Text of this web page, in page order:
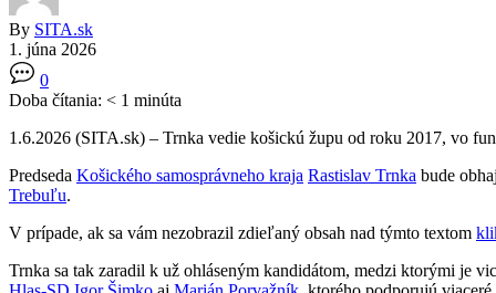
By SITA.sk
1. júna 2026
0
Doba čítania: < 1 minúta
1.6.2026 (SITA.sk) – Trnka vedie košickú župu od roku 2017, vo
Predseda Košického samosprávneho kraja Rastislav Trnka bude
Trebuľu.
V prípade, ak sa vám nezobrazil zdieľaný obsah nad týmto textom
Trnka sa tak zaradil k už ohláseným kandidátom, medzi ktorými je